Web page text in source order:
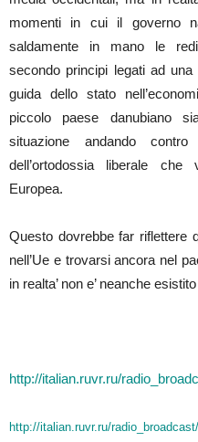
momenti in cui il governo
saldamente in mano le
secondo principi legati ad una
guida dello stato
piccolo paese danubiano
situazione andando
dell’ortodossia liberale che
Europea.
Questo dovrebbe far riflettere
nell’Ue e trovarsi ancora nel
in realta’ non e’ neanche
http://italian.ruvr.ru/
http://italian.ruvr.ru/